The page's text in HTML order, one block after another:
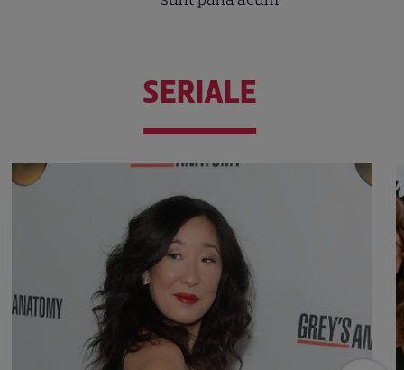
SERIALE